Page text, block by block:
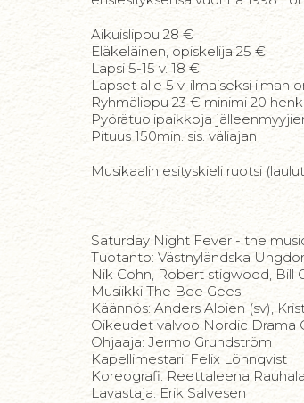
Aikuislippu 28 €
Eläkeläinen, opiskelija 25 €
Lapsi 5-15 v. 18 €
Lapset alle 5 v. ilmaiseksi ilman
Ryhmälippu 23 € minimi 20
Pyörätuolipaikkoja
Pituus 150min. sis. väliajan
Musikaalin esityskieli ruotsi
Saturday Night Fever - the
Tuotanto: Västnyländska
Nik Cohn, Robert stigwood, Bill
Musiikki The Bee Gees
Käännös: Anders Albien (sv),
Oikeudet valvoo Nordic Drama
Ohjaaja: Jermo Grundström
Kapellimestari: Felix Lönnqvist
Koreografi: Reettaleena Rauhala
​Lavastaja: Erik Salvesen